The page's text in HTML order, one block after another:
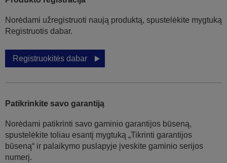
Norėdami užregistruoti naują produktą, spustelėkite mygtuką
Registruotis dabar.
Registruokitės dabar
Patikrinkite savo garantiją
Norėdami patikrinti savo gaminio garantijos būseną,
spustelėkite toliau esantį mygtuką „Tikrinti garantijos
būseną“ ir palaikymo puslapyje įveskite gaminio serijos
numerį.